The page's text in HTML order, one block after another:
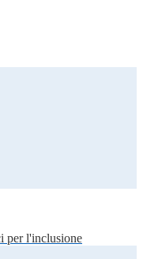
per l'inclusione